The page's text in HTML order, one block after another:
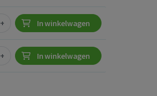
+ In winkelwagen
+ In winkelwagen